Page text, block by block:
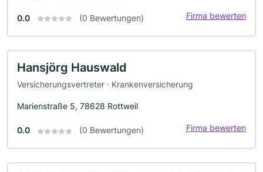
0.0 (0 Bewertungen) Firma bewerten
Hansjörg Hauswald
Versicherungsvertreter · Krankenversicherung
Marienstraße 5, 78628 Rottweil
0.0 (0 Bewertungen) Firma bewerten